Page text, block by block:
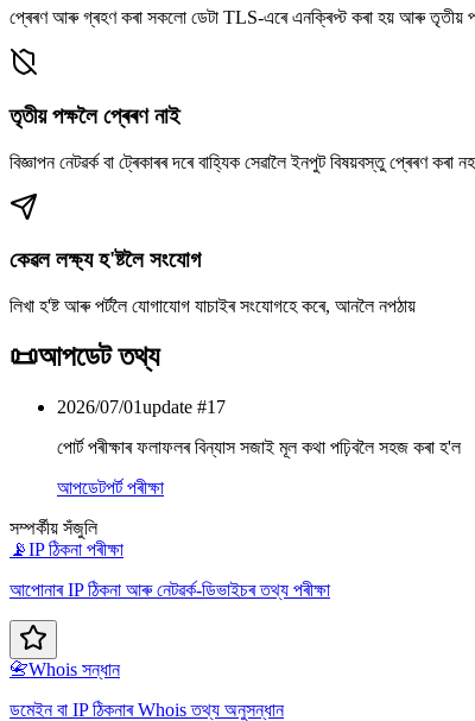
প্ৰেৰণ আৰু গ্ৰহণ কৰা সকলো ডেটা TLS-এৰে এনক্ৰিপ্ট কৰা হয় আৰু তৃতীয়
তৃতীয় পক্ষলৈ প্ৰেৰণ নাই
বিজ্ঞাপন নেটৱৰ্ক বা ট্ৰেকাৰৰ দৰে বাহ্যিক সেৱালৈ ইনপুট বিষয়বস্তু প্ৰেৰণ কৰা
কেৱল লক্ষ্য হ'ষ্টলৈ সংযোগ
লিখা হ'ষ্ট আৰু পৰ্টলৈ যোগাযোগ যাচাইৰ সংযোগহে কৰে, আনলৈ নপঠায়
📜আপডেট তথ্য
2026/07/01update #17
পোৰ্ট পৰীক্ষাৰ ফলাফলৰ বিন্যাস সজাই মূল কথা পঢ়িবলৈ সহজ কৰা হ'ল
আপডেটপৰ্ট পৰীক্ষা
সম্পৰ্কীয় সঁজুলি
📡IP ঠিকনা পৰীক্ষা
আপোনাৰ IP ঠিকনা আৰু নেটৱৰ্ক-ডিভাইচৰ তথ্য পৰীক্ষা
📇Whois সন্ধান
ডমেইন বা IP ঠিকনাৰ Whois তথ্য অনুসন্ধান